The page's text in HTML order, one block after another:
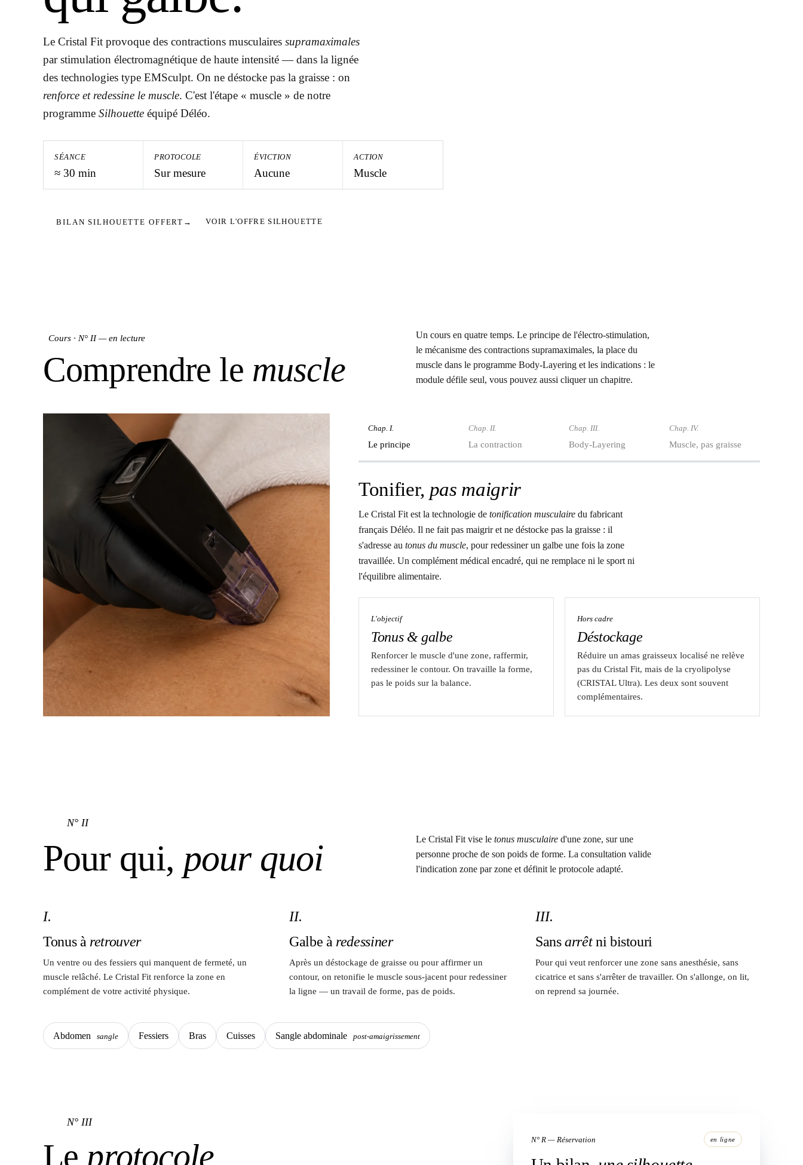
Le Cristal Fit provoque des contractions musculaires supramaximales
par stimulation électromagnétique de haute intensité — dans la lignée
des technologies type EMSculpt. On ne déstocke pas la graisse : on
renforce et redessine le muscle. C'est l'étape « muscle » de notre
programme Silhouette équipé Déléo.
SÉANCE
≈ 30 min
PROTOCOLE
Sur mesure
ÉVICTION
Aucune
ACTION
Muscle
BILAN SILHOUETTE OFFERT → VOIR L'OFFRE SILHOUETTE
Cours · N° II— en lecture
Comprendre le muscle
Un cours en quatre temps. Le principe de l'électro-stimulation,
le mécanisme des contractions supramaximales, la place du
muscle dans le programme Body-Layering et les indications : le
module défile seul, vous pouvez aussi cliquer un chapitre.
Chap. I.
Le principe
Chap. II.
La contraction
Chap. III.
Body-Layering
Chap. IV.
Muscle, pas graisse
Tonifier, pas maigrir
Le Cristal Fit est la technologie de tonification musculaire du fabricant
français Déléo. Il ne fait pas maigrir et ne déstocke pas la graisse : il
s'adresse au tonus du muscle, pour redessiner un galbe une fois la zone
travaillée. Un complément médical encadré, qui ne remplace ni le sport ni
l'équilibre alimentaire.
L'objectif
Tonus & galbe
Renforcer le muscle d'une zone, raffermir,
redessiner le contour. On travaille la forme,
pas le poids sur la balance.
Hors cadre
Déstockage
Réduire un amas graisseux localisé ne relève
pas du Cristal Fit, mais de la cryolipolyse
(CRISTAL Ultra). Les deux sont souvent
complémentaires.
N° II
Pour qui, pour quoi Le Cristal Fit vise le tonus musculaire d'une zone, sur une
personne proche de son poids de forme. La consultation valide
l'indication zone par zone et définit le protocole adapté.
I.
Tonus à retrouver
Un ventre ou des fessiers qui manquent de fermeté, un
muscle relâché. Le Cristal Fit renforce la zone en
complément de votre activité physique.
II.
Galbe à redessiner
Après un déstockage de graisse ou pour affirmer un
contour, on retonifie le muscle sous-jacent pour redessiner
la ligne — un travail de forme, pas de poids.
III.
Sansarrêtni bistouri
Pour qui veut renforcer une zone sans anesthésie, sans
cicatrice et sans s'arrêter de travailler. On s'allonge, on lit,
on reprend sa journée.
Abdomen sangle Fessiers Bras Cuisses Sangle abdominale post-amaigrissement
N° III
Le protocole N° R — Réservation en ligne